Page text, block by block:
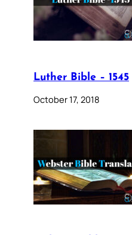
Luther Bible – 1545
October 17, 2018